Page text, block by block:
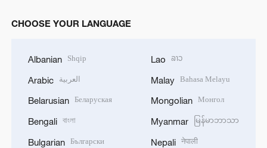
CHOOSE YOUR LANGUAGE
Albanian Shqip
Arabic العربية
Belarusian Беларуская
Bengali বাংলা
Bulgarian Български
Lao ລາວ
Malay Bahasa Melayu
Mongolian Монгол
Myanmar မြန်မာဘာသာ
Nepali नेपाली